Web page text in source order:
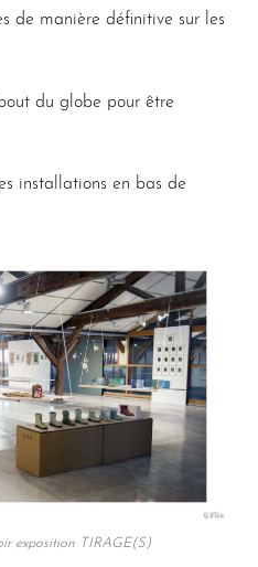
de manière définitive sur les
du globe pour être
installations en bas de
exposition TIRAGE(S)